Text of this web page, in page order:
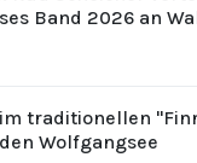
Band 2026 an
traditionellen
Wolfgangsee